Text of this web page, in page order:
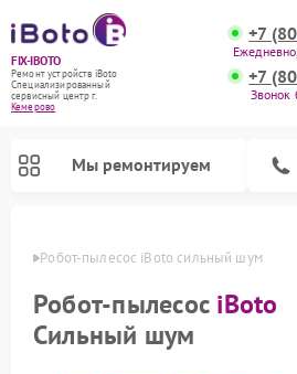
FIX-IBOTO
Ремонт устройств iBoto
Специализированный
cервисный центр г.
Кемерово
+7
+7
Звонок
Мы ремонтируем
Робот-пылесос iBoto сильный шум
Робот-пылесос iBoto
Сильный шум